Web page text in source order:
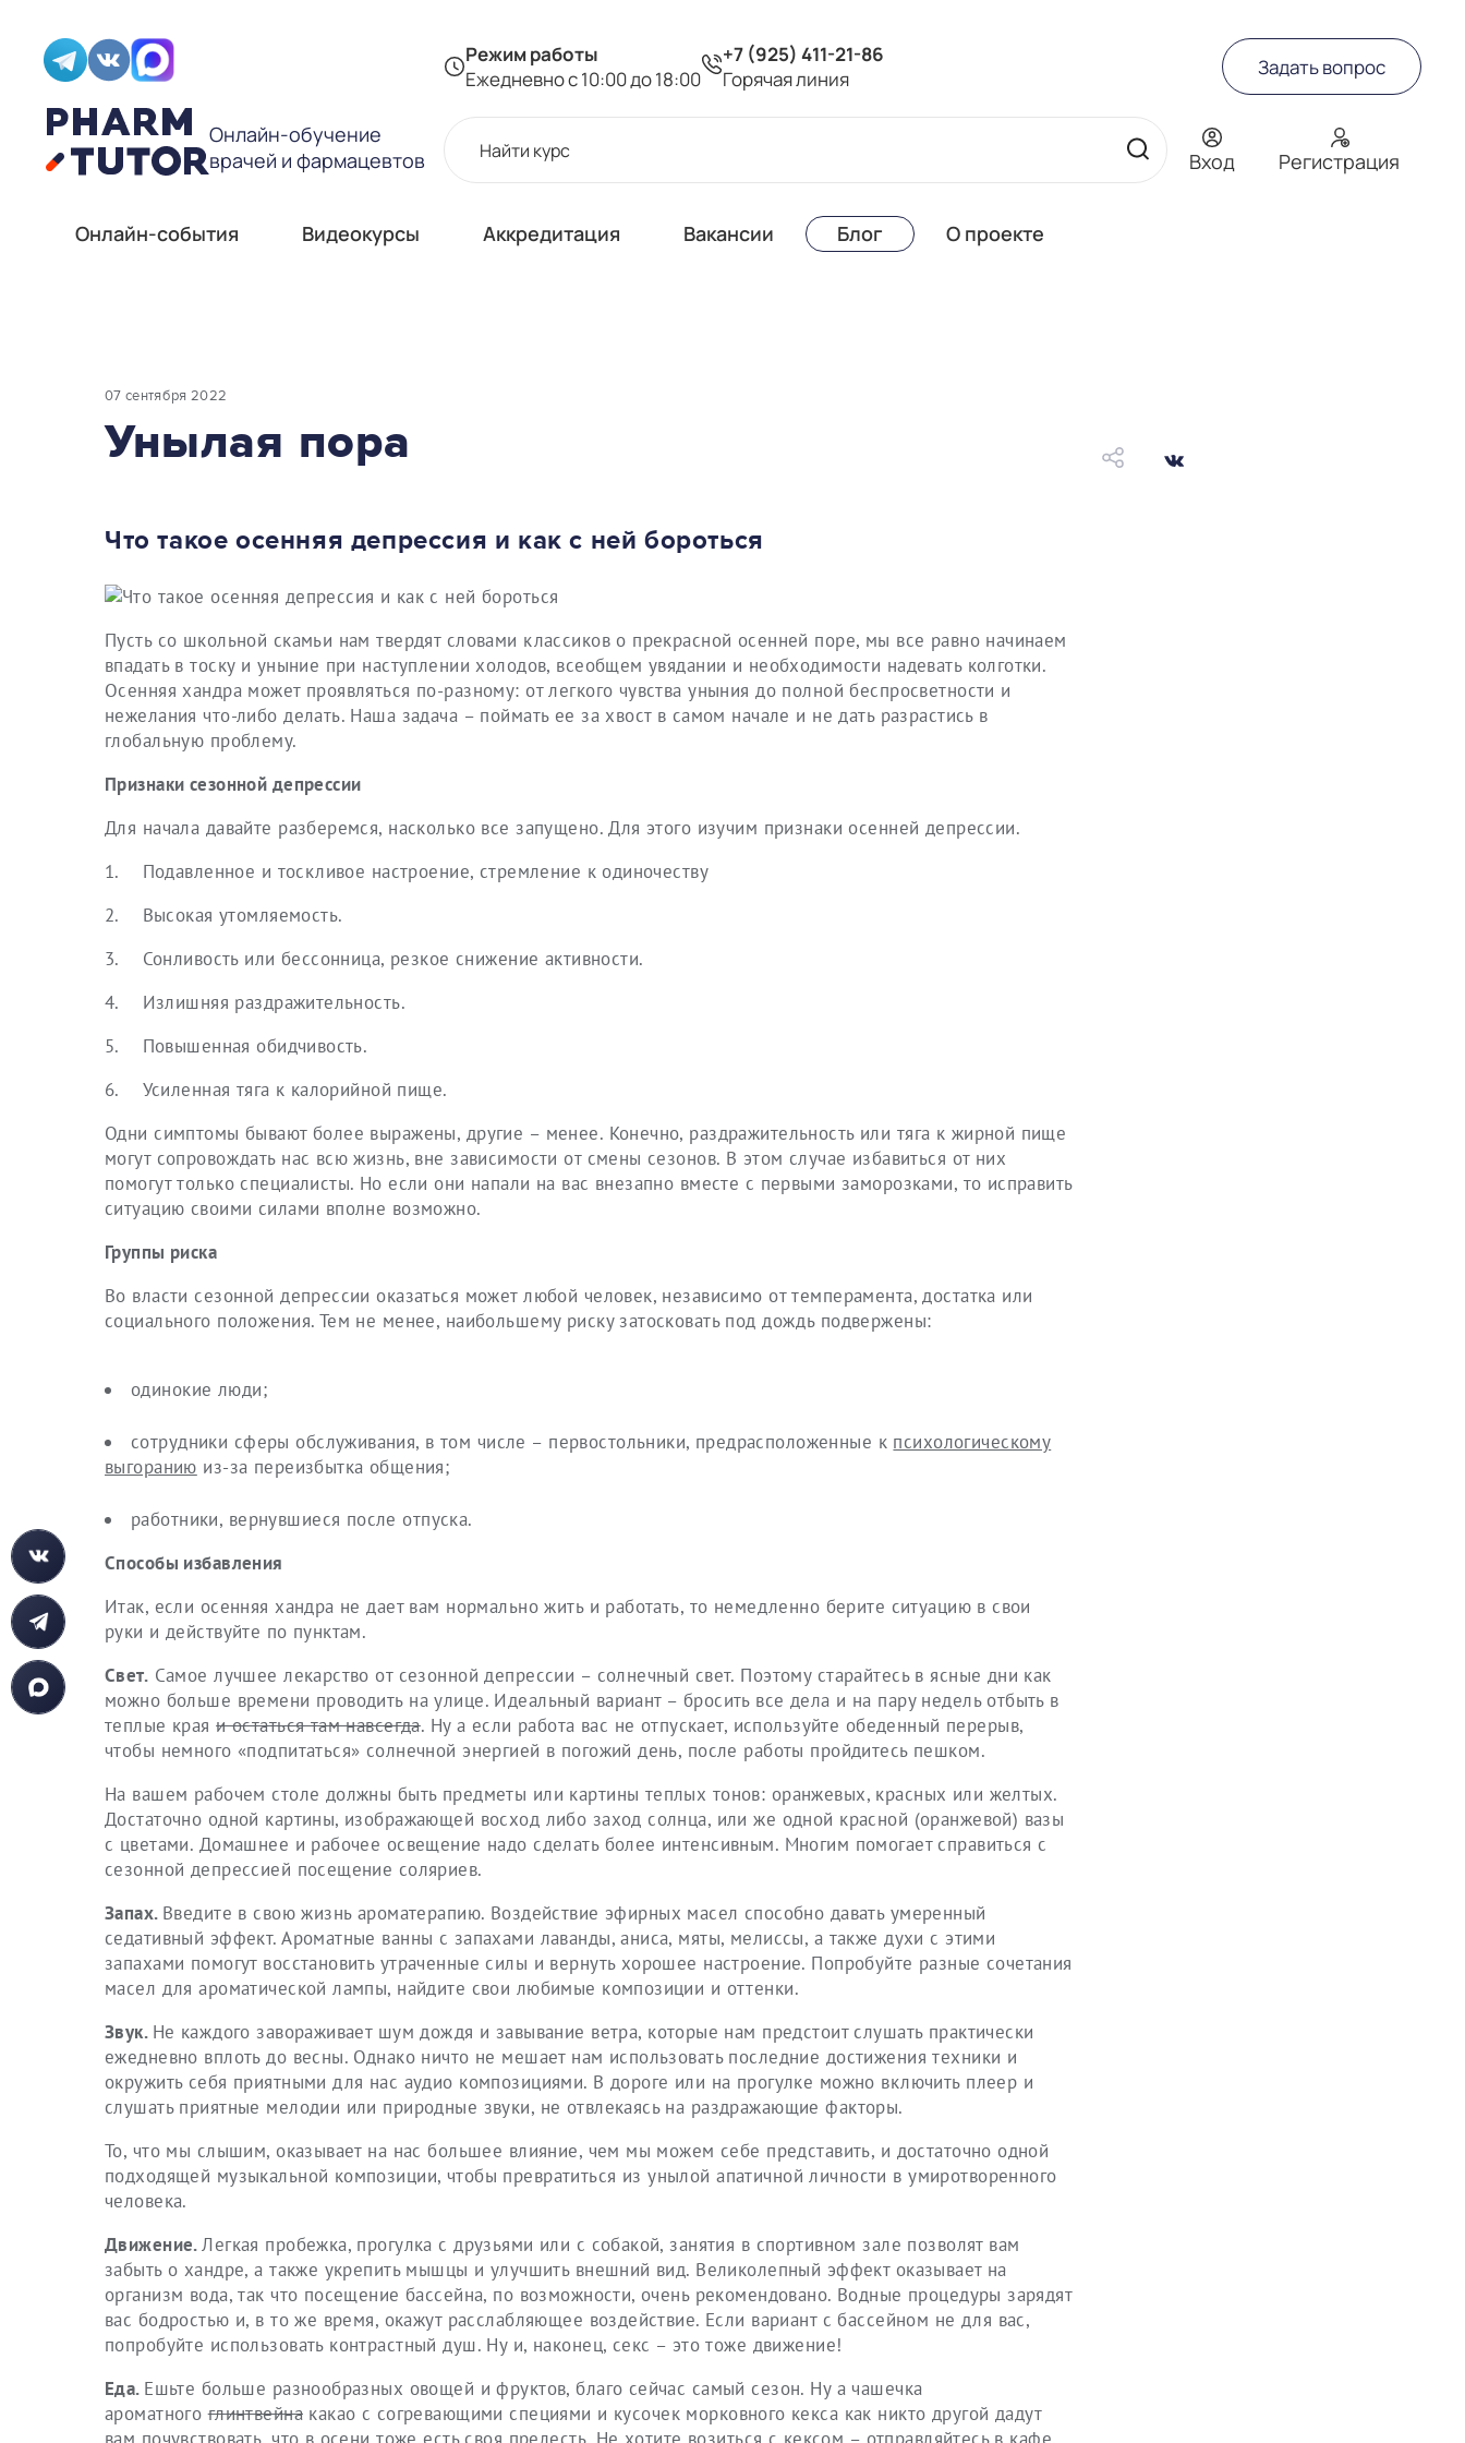
Онлайн-обучение
врачей и фармацевтов
Режим работы
Ежедневно с 10:00 до 18:00
+7 (925) 411-21-86
Горячая линия
Задать вопрос
Вход Регистрация
Онлайн-события Видеокурсы Аккредитация Вакансии Блог О проекте
07 сентября 2022
Унылая пора
Что такое осенняя депрессия и как с ней бороться
Пусть со школьной скамьи нам твердят словами классиков о прекрасной осенней поре, мы все равно начинаем
впадать в тоску и уныние при наступлении холодов, всеобщем увядании и необходимости надевать колготки.
Осенняя хандра может проявляться по-разному: от легкого чувства уныния до полной беспросветности и
нежелания что-либо делать. Наша задача – поймать ее за хвост в самом начале и не дать разрастись в
глобальную проблему.
Признаки сезонной депрессии
Для начала давайте разберемся, насколько все запущено. Для этого изучим признаки осенней депрессии.
1. Подавленное и тоскливое настроение, стремление к одиночеству
2. Высокая утомляемость.
3. Сонливость или бессонница, резкое снижение активности.
4. Излишняя раздражительность.
5. Повышенная обидчивость.
6. Усиленная тяга к калорийной пище.
Одни симптомы бывают более выражены, другие – менее. Конечно, раздражительность или тяга к жирной пище
могут сопровождать нас всю жизнь, вне зависимости от смены сезонов. В этом случае избавиться от них
помогут только специалисты. Но если они напали на вас внезапно вместе с первыми заморозками, то исправить
ситуацию своими силами вполне возможно.
Группы риска
Во власти сезонной депрессии оказаться может любой человек, независимо от темперамента, достатка или
социального положения. Тем не менее, наибольшему риску затосковать под дождь подвержены:
одинокие люди;
сотрудники сферы обслуживания, в том числе – первостольники, предрасположенные к психологическому
выгоранию из-за переизбытка общения;
работники, вернувшиеся после отпуска.
Способы избавления
Итак, если осенняя хандра не дает вам нормально жить и работать, то немедленно берите ситуацию в свои
руки и действуйте по пунктам.
Свет. Самое лучшее лекарство от сезонной депрессии – солнечный свет. Поэтому старайтесь в ясные дни как
можно больше времени проводить на улице. Идеальный вариант – бросить все дела и на пару недель отбыть в
теплые краяи остаться там навсегда. Ну а если работа вас не отпускает, используйте обеденный перерыв,
чтобы немного «подпитаться» солнечной энергией в погожий день, после работы пройдитесь пешком.
На вашем рабочем столе должны быть предметы или картины теплых тонов: оранжевых, красных или желтых.
Достаточно одной картины, изображающей восход либо заход солнца, или же одной красной (оранжевой) вазы
с цветами. Домашнее и рабочее освещение надо сделать более интенсивным. Многим помогает справиться с
сезонной депрессией посещение соляриев.
Запах. Введите в свою жизнь ароматерапию. Воздействие эфирных масел способно давать умеренный
седативный эффект. Ароматные ванны с запахами лаванды, аниса, мяты, мелиссы, а также духи с этими
запахами помогут восстановить утраченные силы и вернуть хорошее настроение. Попробуйте разные сочетания
масел для ароматической лампы, найдите свои любимые композиции и оттенки.
Звук. Не каждого завораживает шум дождя и завывание ветра, которые нам предстоит слушать практически
ежедневно вплоть до весны. Однако ничто не мешает нам использовать последние достижения техники и
окружить себя приятными для нас аудио композициями. В дороге или на прогулке можно включить плеер и
слушать приятные мелодии или природные звуки, не отвлекаясь на раздражающие факторы.
То, что мы слышим, оказывает на нас большее влияние, чем мы можем себе представить, и достаточно одной
подходящей музыкальной композиции, чтобы превратиться из унылой апатичной личности в умиротворенного
человека.
Движение.Легкая пробежка, прогулка с друзьями или с собакой, занятия в спортивном зале позволят вам
забыть о хандре, а также укрепить мышцы и улучшить внешний вид. Великолепный эффект оказывает на
организм вода, так что посещение бассейна, по возможности, очень рекомендовано. Водные процедуры зарядят
вас бодростью и, в то же время, окажут расслабляющее воздействие. Если вариант с бассейном не для вас,
попробуйте использовать контрастный душ. Ну и, наконец, секс – это тоже движение!
Еда. Ешьте больше разнообразных овощей и фруктов, благо сейчас самый сезон. Ну а чашечка
ароматногоглинтвейнакакао с согревающими специями и кусочек морковного кекса как никто другой дадут